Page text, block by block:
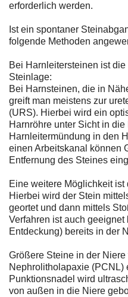
erforderlich werden.
Ist ein spontaner
folgende Methoden
Bei Harnleitersteinen ist
Steinlage:
Bei Harnsteinen, die in
greift man meistens zur
(URS). Hierbei wird ein
Harnröhre unter Sicht in
Harnleitermündung in den
einen Arbeitskanal können
Entfernung des Steines
Eine weitere Möglichkeit
Hierbei wird der Stein
geortet und dann mittels
Verfahren ist auch geeignet
Entdeckung) bereits in der
Größere Steine in der
Nephrolitholapaxie (PCNL)
Punktionsnadel wird
von außen in die Niere